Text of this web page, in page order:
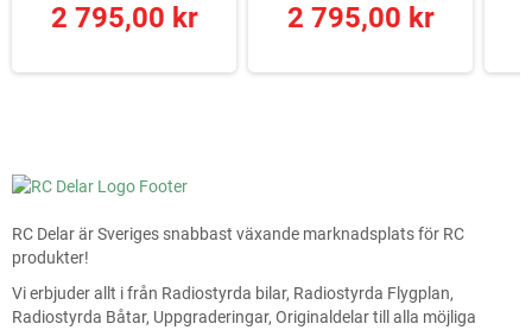
2 795,00 kr 2 795,00 kr
RC Delar är Sveriges snabbast växande marknadsplats för RC
produkter!
Vi erbjuder allt i från Radiostyrda bilar, Radiostyrda Flygplan,
Radiostyrda Båtar, Uppgraderingar, Originaldelar till alla möjliga